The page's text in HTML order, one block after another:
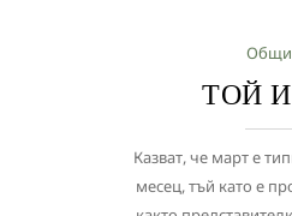
Общи
ТОЙ
Казват, че март е
месец, тъй като е